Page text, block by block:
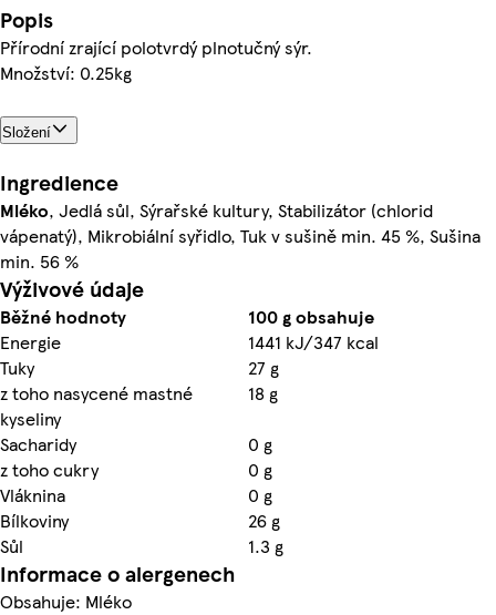
Popis
Přírodní zrající polotvrdý plnotučný sýr.
Množství: 0.25kg
Složení
Ingredience
Mléko, Jedlá sůl, Sýrařské kultury, Stabilizátor (chlorid
vápenatý), Mikrobiální syřidlo, Tuk v sušině min. 45 %, Sušina
min. 56 %
Výživové údaje
Běžné hodnoty
100 g obsahuje
Energie
1441 kJ/347 kcal
Tuky
27 g
z toho nasycené mastné
kyseliny
18 g
Sacharidy
0 g
z toho cukry
0 g
Vláknina
0 g
Bílkoviny
26 g
Sůl
1.3 g
Informace o alergenech
Obsahuje: Mléko